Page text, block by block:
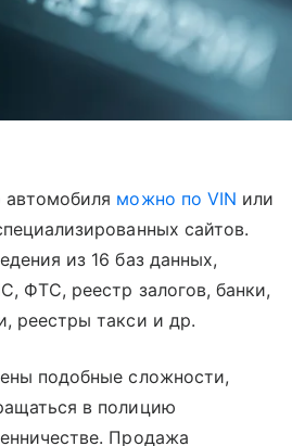
можно по VIN или
сайтов.
из 16 баз данных,
ФТС, реестр залогов, банки,
реестры такси и др.
подобные сложности,
в полицию
Продажа